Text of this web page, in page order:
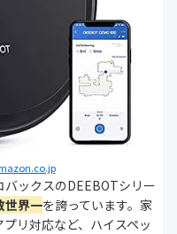
ックスのDEEBOTシリー
世界一を誇っています。家
リ対応など、ハイスペッ